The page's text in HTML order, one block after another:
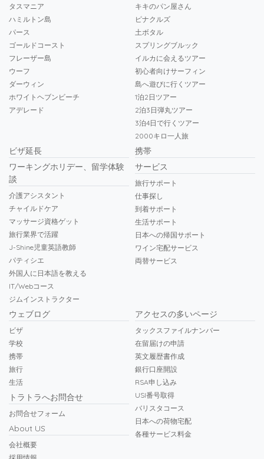
タスマニア
ハミルトン島
パース
ゴールドコースト
フレーザー島
ウーフ
ダーウィン
ホワイトヘブンビーチ
アデレード
キキのパン屋さん
ピナクルズ
土ボタル
スプリングブルック
イルカに会えるツアー
初心者向けサーフィン
島へ遊びに行くツアー
1泊2日ツアー
2泊3日弾丸ツアー
3泊4日で行くツアー
2000キロ一人旅
ビザ延長
ワーキングホリデー、留学体験
談
介護アシスタント
チャイルドケア
マッサージ資格ゲット
旅行業界で活躍
J-Shine児童英語教師
パティシエ
外国人に日本語を教える
IT/Webコース
ジムインストラクター
携帯
サービス
旅行サポート
仕事探し
到着サポート
生活サポート
日本への帰国サポート
ワイン宅配サービス
両替サービス
ウェブログ
ビザ
学校
携帯
旅行
生活
トラトラへお問合せ
お問合せフォーム
About US
会社概要
アクセスの多いページ
タックスファイルナンバー
在留届けの申請
英文履歴書作成
銀行口座開設
RSA申し込み
USI番号取得
バリスタコース
日本への荷物宅配
各種サービス料金